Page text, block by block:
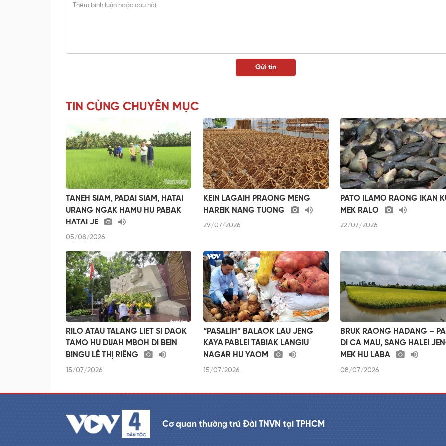
TIN CÙNG CHUYÊN MỤC
TANEH SIAM, PADAI SIAM, HATAI
URANG NGAK HAMU HU PABAK
HATAI JE
05/08/2026
KEIN LAGAIH PRAONG MENG
HAREIK NANG TUONG
29/07/2026
PATO ILAMO RAONG IKAN
MEK RALO
22/07/2026
RILO ATAU TALANG LIET SI DAOK
TAMO HU DUAH MBOH DI BEIN
BINGU LÊ THỊ RIÊNG
15/07/2026
“PASALIH” BALAOK LAU JENG
KAYA PABLEI TABIAK LANGIU
NAGAR HU YAOM
15/07/2026
BRUK RAONG HADANG –
DI CA MAU, SANG HALEI
MEK HU LABA
08/07/2026
Cơ quan thường trú Đài TNVN tại TPHCM